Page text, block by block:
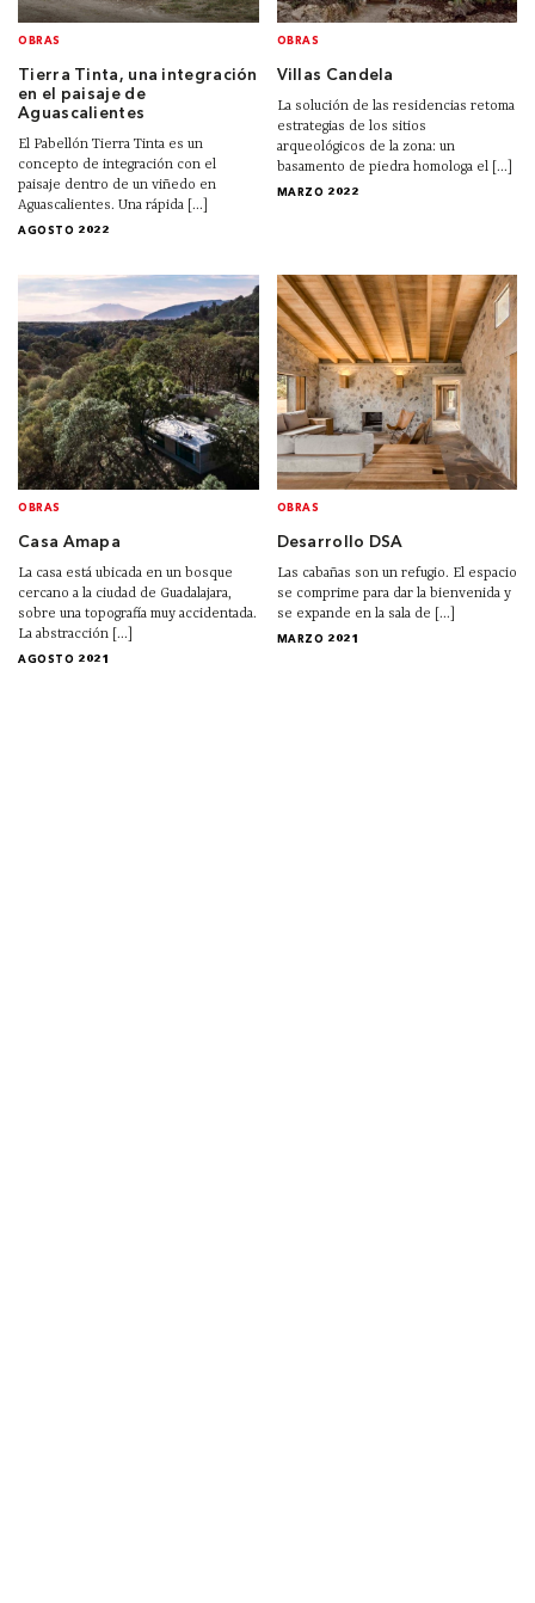
OBRAS
Tierra Tinta, una integración
en el paisaje de
Aguascalientes
El Pabellón Tierra Tinta es un
concepto de integración con el
paisaje dentro de un viñedo en
Aguascalientes. Una rápida [...]
AGOSTO 2022
OBRAS
Villas Candela
La solución de las residencias retoma
estrategias de los sitios
arqueológicos de la zona: un
basamento de piedra homologa el [...]
MARZO 2022
OBRAS
Casa Amapa
La casa está ubicada en un bosque
cercano a la ciudad de Guadalajara,
sobre una topografía muy accidentada.
La abstracción [...]
AGOSTO 2021
OBRAS
Desarrollo DSA
Las cabañas son un refugio. El espacio
se comprime para dar la bienvenida y
se expande en la sala de [...]
MARZO 2021